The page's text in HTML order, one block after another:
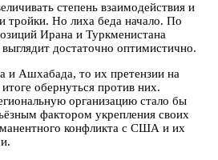
степень взаимодействия и
тройки. Но лиха беда начало. По
Ирана и Туркменистана
достаточно оптимистично.
и Ашхабада, то их претензии на
обернуться против них.
организацию стало бы
фактором укрепления своих
конфликта с США и их